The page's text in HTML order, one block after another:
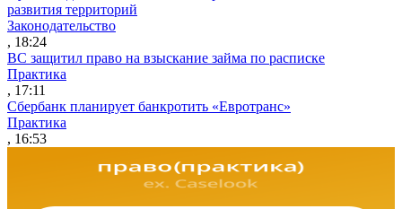
развития территорий
Законодательство
, 18:24
ВС защитил право на взыскание займа по расписке
Практика
, 17:11
Сбербанк планирует банкротить «Евротранс»
Практика
, 16:53